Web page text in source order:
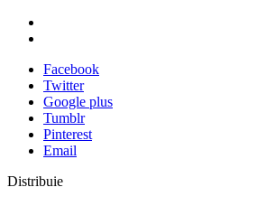
Facebook
Twitter
Google plus
Tumblr
Pinterest
Email
Distribuie